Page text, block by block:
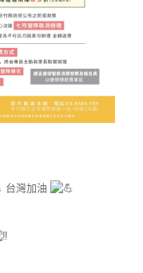
台灣加油